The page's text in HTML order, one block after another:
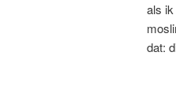
als
dat: